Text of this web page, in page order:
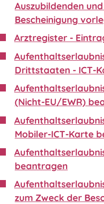
Auszubildenden
Bescheinigung
Arztregister -
Drittstaaten - ICT-
(Nicht-EU/EWR)
Mobiler-ICT-Karte
beantragen
zum Zweck der